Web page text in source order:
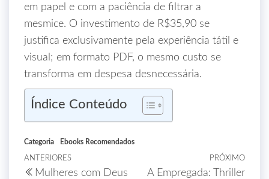
em papel e com a paciência de filtrar a
mesmice. O investimento de R$35,90 se
justifica exclusivamente pela experiência tátil e
visual; em formato PDF, o mesmo custo se
transforma em despesa desnecessária.
Índice Conteúdo
Categoria Ebooks Recomendados
ANTERIORES
Mulheres com Deus
PRÓXIMO
A Empregada: Thriller